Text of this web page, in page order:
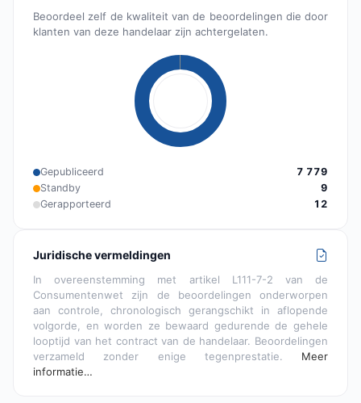
Beoordeel zelf de kwaliteit van de beoordelingen die door
klanten van deze handelaar zijn achtergelaten.
Gepubliceerd
7 779
Standby
9
Gerapporteerd
12
Juridische vermeldingen
In overeenstemming met artikel L111-7-2 van de
Consumentenwet zijn de beoordelingen onderworpen
aan controle, chronologisch gerangschikt in aflopende
volgorde, en worden ze bewaard gedurende de gehele
looptijd van het contract van de handelaar. Beoordelingen
verzameld zonder enige tegenprestatie. Meer
informatie…